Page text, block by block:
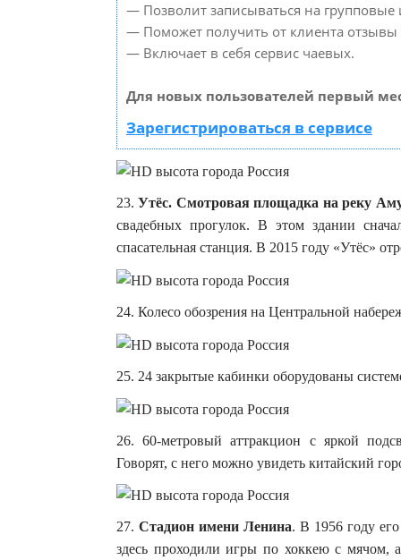
— Позволит записываться на
— Поможет получить от клиента отзывы
— Включает в себя сервис чаевых.
Для новых пользователей первый
Зарегистрироваться в сервисе
23.Утёс. Смотровая площадка на реку
свадебных прогулок. В этом здании
спасательная станция. В 2015 году «Утёс»
24. Колесо обозрения на Центральной
25. 24 закрытые кабинки оборудованы
26. 60-метровый аттракцион с яркой
Говорят, с него можно увидеть китайский
27. Стадион имени Ленина. В 1956 году
здесь проходили игры по хоккею с мячом,